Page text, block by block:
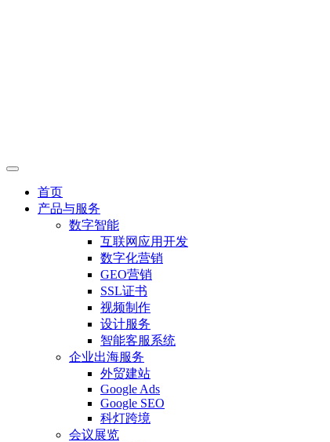
首页
产品与服务
数字智能
互联网应用开发
数字化营销
GEO营销
SSL证书
视频制作
设计服务
智能客服系统
企业出海服务
外贸建站
Google Ads
Google SEO
科灯跨境
会议展览